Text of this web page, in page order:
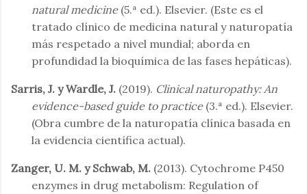
natural medicine(5.ª ed.). Elsevier. (Este es el
tratado clínico de medicina natural y naturopatía
más respetado a nivel mundial; aborda en
profundidad la bioquímica de las fases hepáticas).
Sarris, J. y Wardle, J. (2019). Clinical naturopathy: An
evidence-based guide to practice(3.ª ed.). Elsevier.
(Obra cumbre de la naturopatía clínica basada en
la evidencia científica actual).
Zanger, U. M. y Schwab, M. (2013). Cytochrome P450
enzymes in drug metabolism: Regulation of